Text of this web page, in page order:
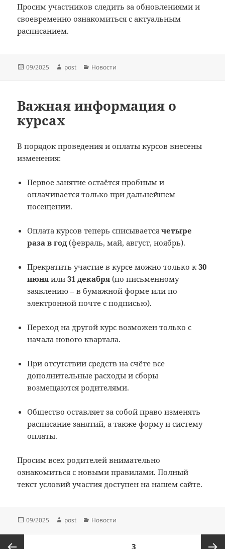
Просим участников следить за обновлениями и
своевременно ознакомиться с актуальным
расписанием.
Опубликовано
09/2025 Автор
post Рубрики
Новости
Важная информация о
курсах
В порядок проведения и оплаты курсов внесены
изменения:
Первое занятие остаётся пробным и
оплачивается только при дальнейшем
посещении.
Оплата курсов теперь списываетсячетыре
раза в год (февраль, май, август, ноябрь).
Прекратить участие в курсе можно только к30
июня или31 декабря (по письменному
заявлению – в бумажной форме или по
электронной почте с подписью).
Переход на другой курс возможен только с
начала нового квартала.
При отсутствии средств на счёте все
дополнительные расходы и сборы
возмещаются родителями.
Общество оставляет за собой право изменять
расписание занятий, а также форму и систему
оплаты.
Просим всех родителей внимательно
ознакомиться с новыми правилами. Полный
текст условий участия доступен на нашем сайте.
Опубликовано
09/2025 Автор
post Рубрики
Новости
СТРАНИЦА3